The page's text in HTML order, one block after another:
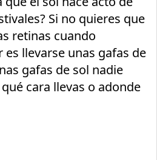
Si no quieres que
retinas cuando
es llevarse unas gafas de
gafas de sol nadie
cara llevas o adonde